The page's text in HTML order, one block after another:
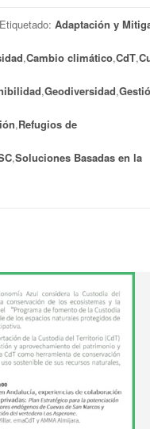
Etiquetado: Adaptación y
,Cambio climático,CdT,
,Geodiversidad,
,Refugios de
,Soluciones Basadas en la